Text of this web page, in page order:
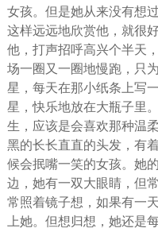
女孩。但是她从来没有想
这样远远地欣赏他，就很
他，打声招呼高兴个半天
场一圈又一圈地慢跑，只
星，每天在那小纸条上写
星，快乐地放在大瓶子里
生，应该是会喜欢那种温柔
黑的长长直直的头发，有
候会抿嘴一笑的女孩。她
边，她有一双大眼睛，但
常照着镜子想，如果有一
上她。但想归想，她还是